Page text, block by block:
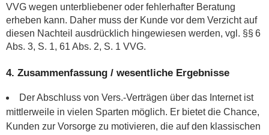
VVG wegen unterbliebener oder fehlerhafter Beratung
erheben kann. Daher muss der Kunde vor dem Verzicht auf
diesen Nachteil ausdrücklich hingewiesen werden, vgl. §§ 6
Abs. 3, S. 1, 61 Abs. 2, S. 1 VVG.
4. Zusammenfassung / wesentliche Ergebnisse
Der Abschluss von Vers.-Verträgen über das Internet ist
mittlerweile in vielen Sparten möglich. Er bietet die Chance,
Kunden zur Vorsorge zu motivieren, die auf den klassischen